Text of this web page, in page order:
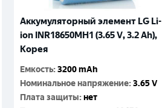
Аккумуляторный элемент LG Li-
ion INR18650MH1 (3.65 V, 3.2 Аh),
Корея
Емкость:3200 mAh
Номинальное напряжение:3.65 V
Плата защиты:нет